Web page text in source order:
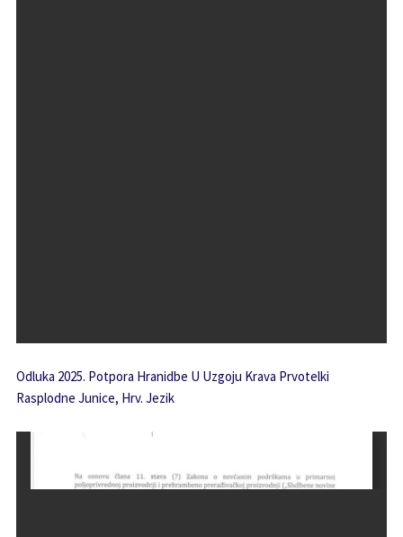
Odluka 2025. Potpora Hranidbe U Uzgoju Krava Prvotelki
Rasplodne Junice, Hrv. Jezik